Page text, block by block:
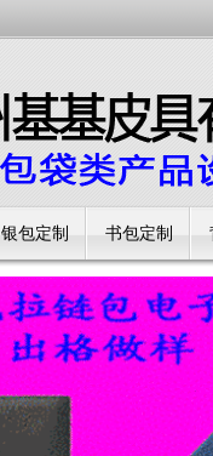
银包定制 书包定制